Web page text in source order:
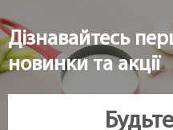
Сегмент:
Для дому, Horeca
посудомийній
Дізнавайтесь
новинки та акції